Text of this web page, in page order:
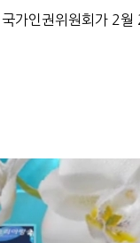
가인권위원회가 2